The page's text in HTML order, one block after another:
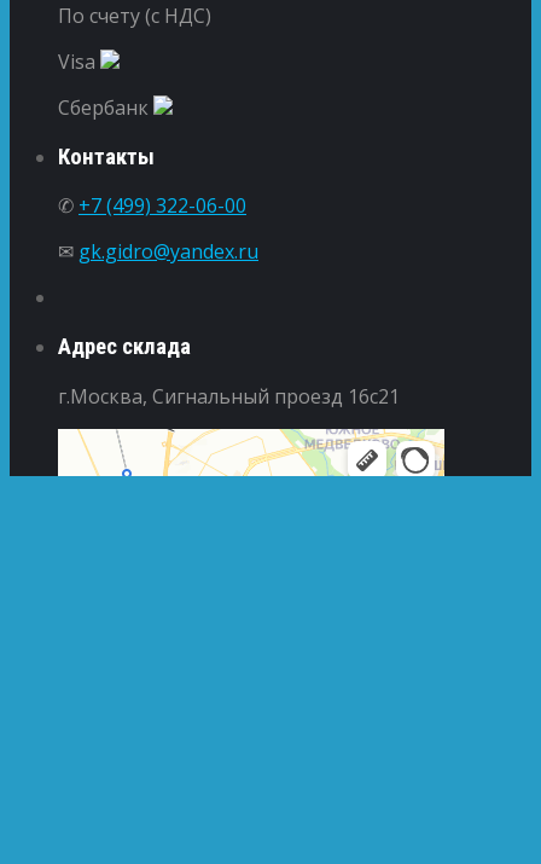
По счету (с НДС)
Visa
Сбербанк
Контакты
✆ +7 (499) 322-06-00
✉ gk.gidro@yandex.ru
Адрес склада
г.Москва, Сигнальный проезд 16с21